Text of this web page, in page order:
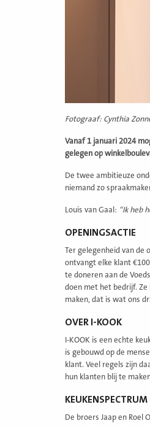
Fotograaf: Cynthia
Vanaf 1 januari 2024
gelegen op
De twee ambitieuze
niemand zo
Louis van Gaal: “Ik heb
OPENINGSACTIE
Ter gelegenheid van de
ontvangt elke klant
te doneren aan de
doen met het bedrijf. Ze
maken, dat is wat ons
OVER I-KOOK
I-KOOK is een echte
is gebouwd op de
klant. Veel regels zijn
hun klanten blij te
De broers Jaap en